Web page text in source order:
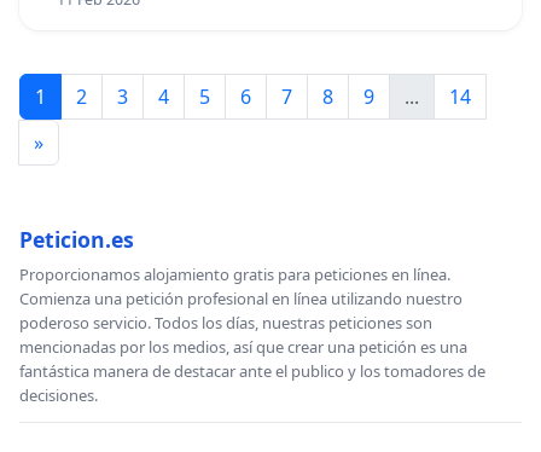
1 2 3 4 5 6 7 8 9 ...
14
»
Peticion.es
Proporcionamos alojamiento gratis para peticiones en línea.
Comienza una petición profesional en línea utilizando nuestro
poderoso servicio. Todos los días, nuestras peticiones son
mencionadas por los medios, así que crear una petición es una
fantástica manera de destacar ante el publico y los tomadores de
decisiones.